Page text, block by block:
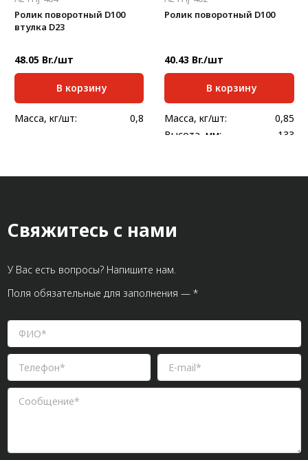
Ролик поворотный D100
втулка D23
48.05 Br./шт
В корзину
Масса, кг/шт: 0,8
Ролик поворотный D100
40.43 Br./шт
В корзину
Масса, кг/шт:
0,85
Высота, мм:
133
Свяжитесь с нами
У Вас есть вопросы? Напишите нам.
Поля обязательные для заполнения — *